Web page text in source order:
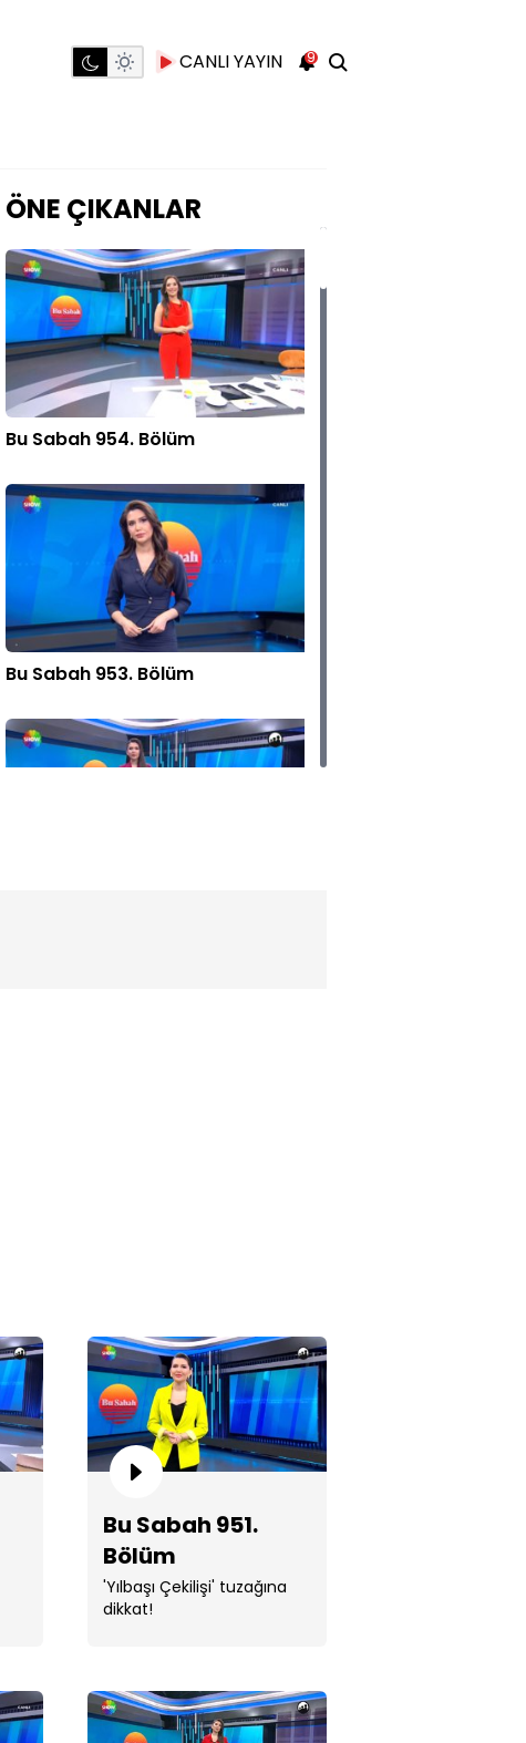
CANLI YAYIN 9
ÖNE ÇIKANLAR
Bu Sabah 954. Bölüm
Bu Sabah 953. Bölüm
Bu Sabah 950. Bölüm
Bu Sabah 949. Bölüm
Bu Sabah 951.
Bölüm
'Yılbaşı Çekilişi' tuzağına
dikkat!